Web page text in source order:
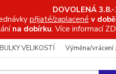
DOVOLENÁ
přijaté/zaplacené v
na dobírku. Více informací
VELIKOSTÍ Výměna/vrácení